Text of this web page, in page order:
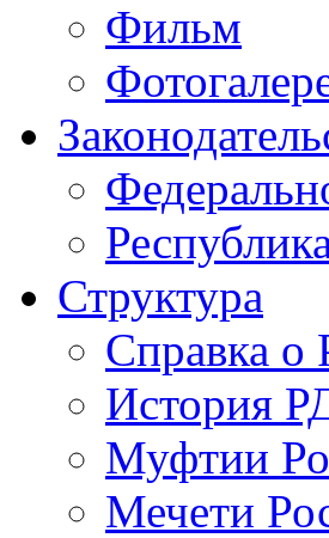
Фильм
Структура
Справка
История
Муфтии
Мечети